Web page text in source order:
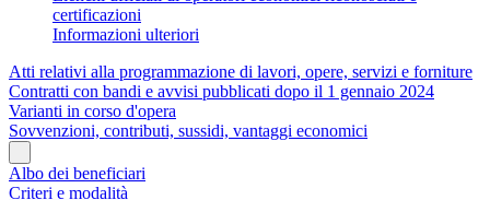
certificazioni
Informazioni ulteriori
Atti relativi alla programmazione di lavori, opere, servizi e forniture
Contratti con bandi e avvisi pubblicati dopo il 1 gennaio 2024
Varianti in corso d'opera
Sovvenzioni, contributi, sussidi, vantaggi economici
Albo dei beneficiari
Criteri e modalità